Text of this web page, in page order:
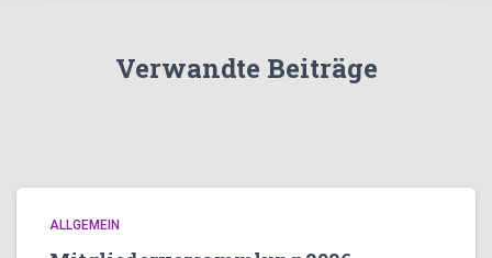
Verwandte Beiträge
ALLGEMEIN